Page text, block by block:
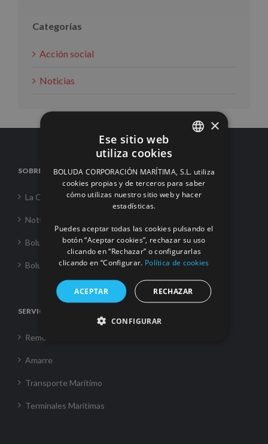
Categorías
Acción social
Noticias
SOBRE NOSOTROS
La Corporación
Noticias
Boluda Towage
Boluda Shipping
SERVICIOS
Remolque
Amarre
Transporte Marítimo
Terminales Marítimas
ENGLISH
FRENCH
×
Ese sitio web
utiliza cookies
BOLUDA CORPORACIÓN MARÍTIMA, S.L. utiliza
cookies propias y de terceros para saber
cómo utilizas nuestro sitio web y hacer
estadísticas.
Puedes aceptar todas las cookies pulsando el
botón “Aceptar cookies”, rechazar su uso
clicando en “Rechazar” o configurarlas
clicando en “Configurar. Política de cookies
ACEPTAR RECHAZAR
CONFIGURAR